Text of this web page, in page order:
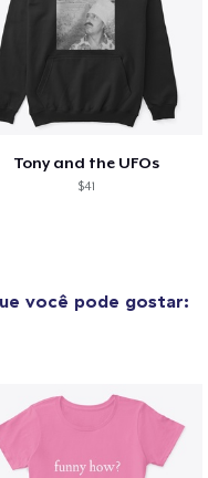
Tony and the UFOs
$41
você pode gostar: